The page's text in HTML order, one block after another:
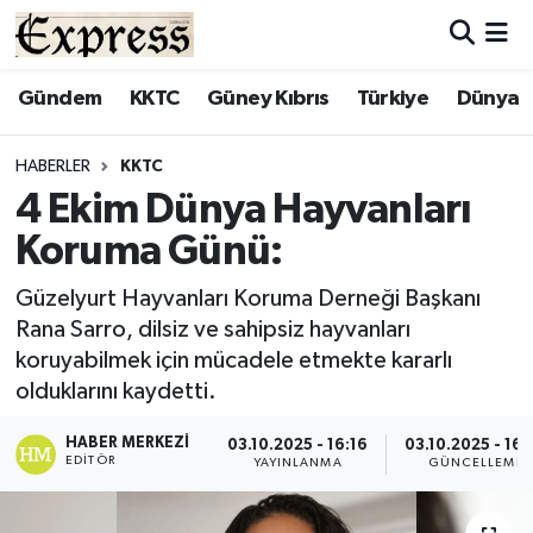
Gündem KKTC Güney Kıbrıs Türkiye Dünya
HABERLER KKTC
4 Ekim Dünya Hayvanları
Koruma Günü:
Güzelyurt Hayvanları Koruma Derneği Başkanı
Rana Sarro, dilsiz ve sahipsiz hayvanları
koruyabilmek için mücadele etmekte kararlı
olduklarını kaydetti.
HABER MERKEZI
EDITÖR
03.10.2025 - 16:16
YAYINLANMA
03.10.2025 -
GÜNCELLEME
ALAYKÖY
BİLİM
DÜNYA
EĞİTİM
EKONOMİ
Hava Durumu
Süper Lig Puan Durumu ve Fikstür
Son Dakika Haberleri
Haber Arşivi